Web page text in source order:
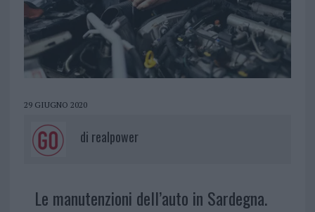
29 GIUGNO 2020
di realpower
Le manutenzioni dell’auto in Sardegna.